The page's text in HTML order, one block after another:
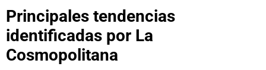
Principales tendencias
identificadas por La
Cosmopolitana